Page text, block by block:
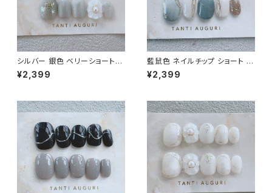
シルバー 銀色 ベリーショート
ネイルチップ アイスグレー 花
ジェル 灰色 かわいい 通販 販売
¥2,399
藍鼠色 ネイルチップ ショート タ
ーコイズブルー 青系 水色系 ア
イス クール 冬色 短め 通販サイ
¥2,399